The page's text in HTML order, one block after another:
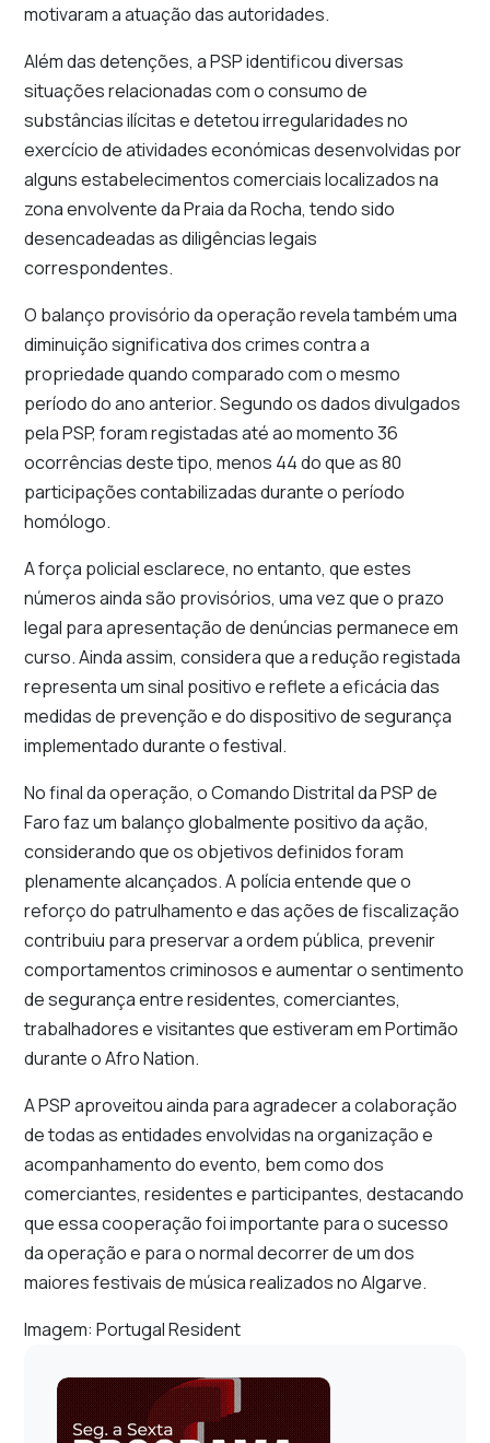
motivaram a atuação das autoridades.
Além das detenções, a PSP identificou diversas
situações relacionadas com o consumo de
substâncias ilícitas e detetou irregularidades no
exercício de atividades económicas desenvolvidas por
alguns estabelecimentos comerciais localizados na
zona envolvente da Praia da Rocha, tendo sido
desencadeadas as diligências legais
correspondentes.
O balanço provisório da operação revela também uma
diminuição significativa dos crimes contra a
propriedade quando comparado com o mesmo
período do ano anterior. Segundo os dados divulgados
pela PSP, foram registadas até ao momento 36
ocorrências deste tipo, menos 44 do que as 80
participações contabilizadas durante o período
homólogo.
A força policial esclarece, no entanto, que estes
números ainda são provisórios, uma vez que o prazo
legal para apresentação de denúncias permanece em
curso. Ainda assim, considera que a redução registada
representa um sinal positivo e reflete a eficácia das
medidas de prevenção e do dispositivo de segurança
implementado durante o festival.
No final da operação, o Comando Distrital da PSP de
Faro faz um balanço globalmente positivo da ação,
considerando que os objetivos definidos foram
plenamente alcançados. A polícia entende que o
reforço do patrulhamento e das ações de fiscalização
contribuiu para preservar a ordem pública, prevenir
comportamentos criminosos e aumentar o sentimento
de segurança entre residentes, comerciantes,
trabalhadores e visitantes que estiveram em Portimão
durante o Afro Nation.
A PSP aproveitou ainda para agradecer a colaboração
de todas as entidades envolvidas na organização e
acompanhamento do evento, bem como dos
comerciantes, residentes e participantes, destacando
que essa cooperação foi importante para o sucesso
da operação e para o normal decorrer de um dos
maiores festivais de música realizados no Algarve.
Imagem: Portugal Resident